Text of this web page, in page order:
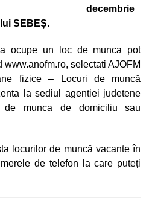
decembrie
SEBEȘ.
ocupe un loc de munca pot
selectati AJOFM
fizice – Locuri de muncă
la sediul agentiei judetene
de munca de domiciliu sau
locurilor de muncă vacante în
de telefon la care puteți